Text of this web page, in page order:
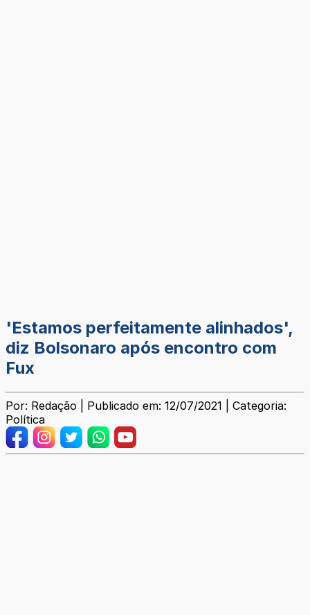
'Estamos perfeitamente alinhados',
diz Bolsonaro após encontro com
Fux
Por: Redação | Publicado em: 12/07/2021 | Categoria:
Política